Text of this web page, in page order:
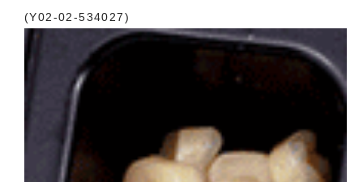
歯科関連機器
術野撮影キット
3D実体顕微鏡
お問い合わせ
(Y02-02-534027)